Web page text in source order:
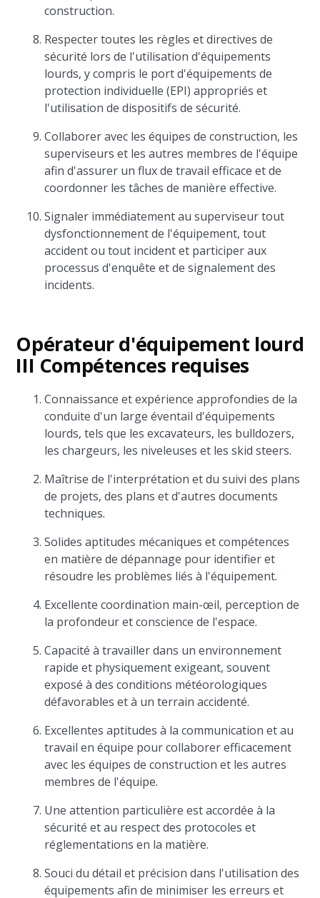
construction.
Respecter toutes les règles et directives de
sécurité lors de l'utilisation d'équipements
lourds, y compris le port d'équipements de
protection individuelle (EPI) appropriés et
l'utilisation de dispositifs de sécurité.
Collaborer avec les équipes de construction, les
superviseurs et les autres membres de l'équipe
afin d'assurer un flux de travail efficace et de
coordonner les tâches de manière effective.
Signaler immédiatement au superviseur tout
dysfonctionnement de l'équipement, tout
accident ou tout incident et participer aux
processus d'enquête et de signalement des
incidents.
Opérateur d'équipement lourd
III Compétences requises
Connaissance et expérience approfondies de la
conduite d'un large éventail d'équipements
lourds, tels que les excavateurs, les bulldozers,
les chargeurs, les niveleuses et les skid steers.
Maîtrise de l'interprétation et du suivi des plans
de projets, des plans et d'autres documents
techniques.
Solides aptitudes mécaniques et compétences
en matière de dépannage pour identifier et
résoudre les problèmes liés à l'équipement.
Excellente coordination main-œil, perception de
la profondeur et conscience de l'espace.
Capacité à travailler dans un environnement
rapide et physiquement exigeant, souvent
exposé à des conditions météorologiques
défavorables et à un terrain accidenté.
Excellentes aptitudes à la communication et au
travail en équipe pour collaborer efficacement
avec les équipes de construction et les autres
membres de l'équipe.
Une attention particulière est accordée à la
sécurité et au respect des protocoles et
réglementations en la matière.
Souci du détail et précision dans l'utilisation des
équipements afin de minimiser les erreurs et